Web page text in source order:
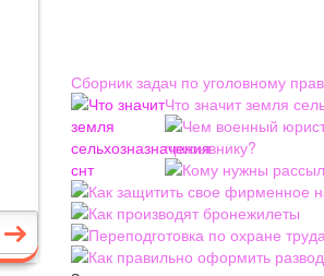
Сборник задач по уголовному
Что значит земля
Чем военный
призывнику?
Кому нужны
Как защитить свое фирменное
Как производят бронежилеты
Переподготовка по охране
Как правильно оформить